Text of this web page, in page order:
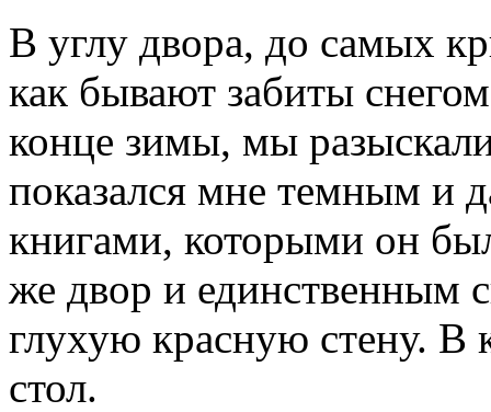
В углу двора, до самых
как бывают забиты
конце зимы, мы
показался мне темным и
книгами, которыми он
же двор и единственным
глухую красную стену. В
стол.